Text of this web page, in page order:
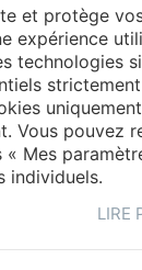
&
et protège
expérience
technologies
Vous pouvez
« Mes
individuels.
LIRE